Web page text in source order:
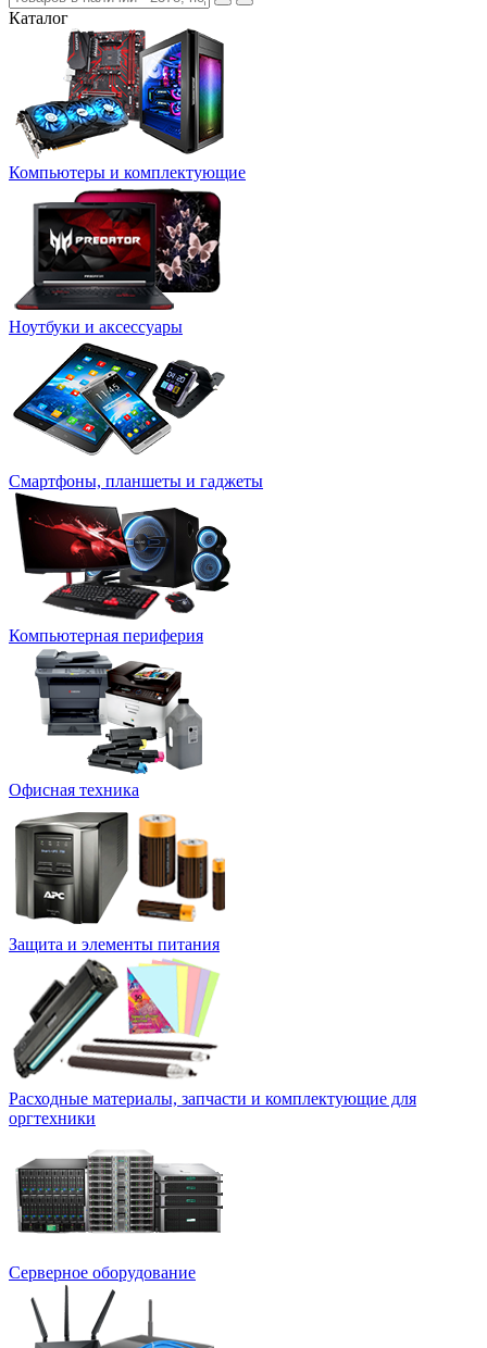
Каталог
Компьютеры и комплектующие
Ноутбуки и аксессуары
Смартфоны, планшеты и гаджеты
Компьютерная периферия
Офисная техника
Защита и элементы питания
Расходные материалы, запчасти и комплектующие для
оргтехники
Серверное оборудование